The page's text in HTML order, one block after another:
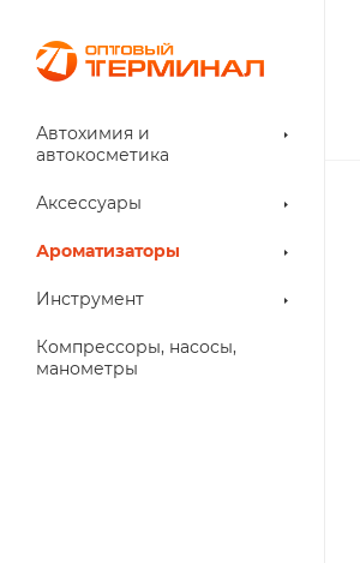
Автохимия и
автокосметика
Аксессуары
Ароматизаторы
Инструмент
Компрессоры, насосы,
манометры